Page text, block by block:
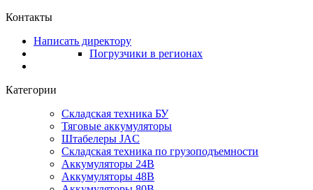
Контакты
Написать директору
Погрузчики в регионах
Категории
Складская техника БУ
Тяговые аккумуляторы
Штабелеры JAC
Складская техника по грузоподъемности
Аккумуляторы 24В
Аккумуляторы 48В